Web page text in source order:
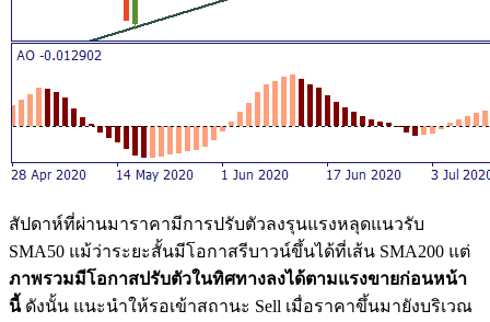
สัปดาห์ที่ผ่านมาราคามีการปรับตัวลงรุนแรงหลุดแนวรับ
SMA50 แม้ว่าระยะสั้นมีโอกาสรีบาวน์ขึ้นได้ที่เส้น SMA200 แต่
ภาพรวมมีโอกาสปรับตัวในทิศทางลงได้ตามแรงขายก่อนหน้า
นี้ดังนั้น แนะนำให้รอเข้าสถานะ Sell เมื่อราคาขึ้นมายังบริเวณ